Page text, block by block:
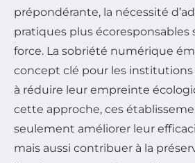
prépondérante, la nécessité
pratiques plus écoresponsables
force. La sobriété numérique
concept clé pour les
à réduire leur empreinte
cette approche, ces
seulement améliorer leur
mais aussi contribuer à la